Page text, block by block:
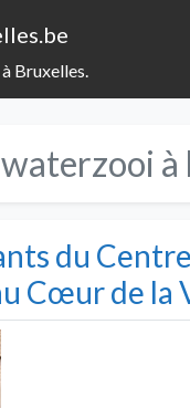
Bruxelles.
waterzooi à
du
Cœur de la